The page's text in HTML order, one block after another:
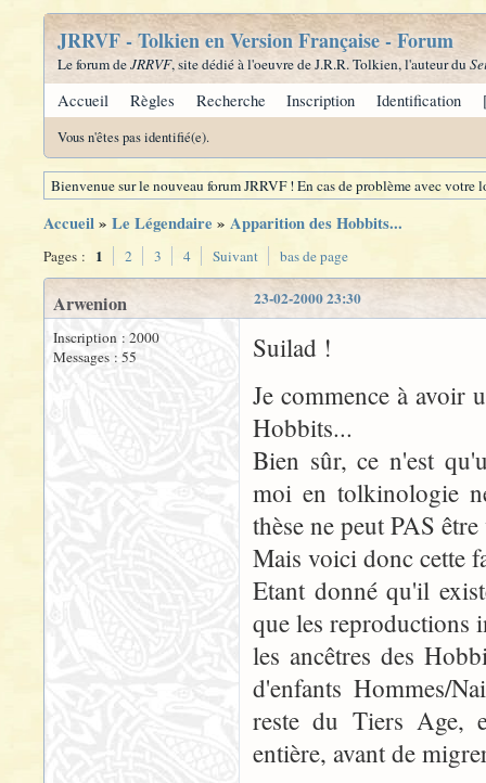
JRRVF - Tolkien en Version Française - Forum
Le forum deJRRVF, site dédié à l'oeuvre de J.R.R. Tolkien, l'auteur du
Accueil Règles Recherche Inscription Identification
Vous n'êtes pas identifié(e).
Bienvenue sur le nouveau forum JRRVF ! En cas de problème avec
Accueil» Le Légendaire » Apparition des Hobbits...
Pages : 1 2 3 4 Suivant bas de page
23-02-2000 23:30
Arwenion
Inscription : 2000
Messages : 55
Suilad !
Je commence à avoir
Hobbits...
Bien sûr, ce n'est
moi en tolkinologie
thèse ne peut PAS
Mais voici donc cette
Etant donné qu'il
que les reproductions
les ancêtres des
d'enfants Hommes/
reste du Tiers Age,
entière, avant de